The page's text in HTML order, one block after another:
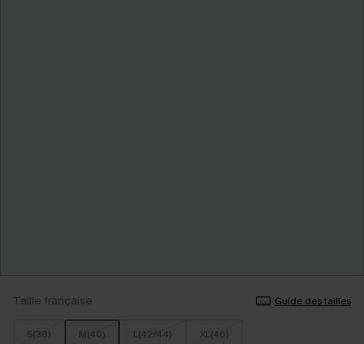
Taille française Guide des tailles
S(38) M(40) L(42/44) XL(46)